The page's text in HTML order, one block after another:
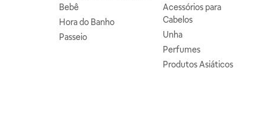
Bebê
Hora do Banho
Passeio
Acessórios para
Cabelos
Unha
Perfumes
Produtos Asiáticos